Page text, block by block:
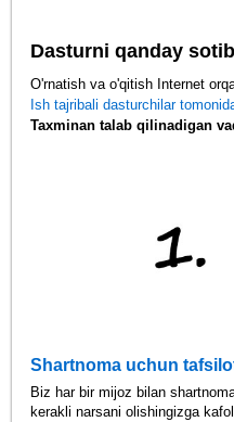
Dasturni qanday
O'rnatish va o'qitish Internet
Ish tajribali dasturchilar
Taxminan talab qilinadigan
Shartnoma uchun
Biz har bir mijoz bilan
kerakli narsani olishingizga